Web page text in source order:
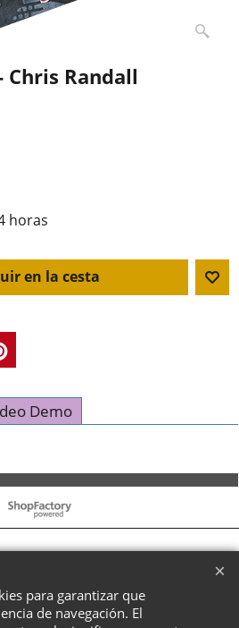
Chris Randall
horas
en la cesta
Demo
eCommerce software was used.
para garantizar que
de navegación. El